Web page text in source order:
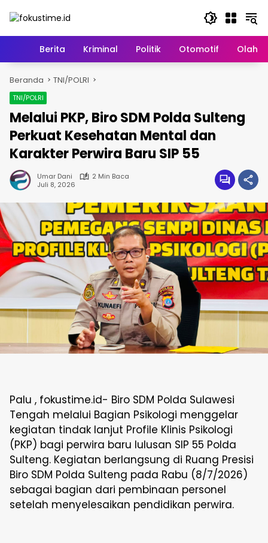
HomeBerita Kriminal Politik Otomotif
Beranda TNI/POLRI
TNI/POLRI
Melalui PKP, Biro SDM Polda Sulteng
Perkuat Kesehatan Mental dan
Karakter Perwira Baru SIP 55
Umar Dani
2 Min Baca
Juli 8, 2026
Palu , fokustime.id- Biro SDM Polda Sulawesi
Tengah melalui Bagian Psikologi menggelar
kegiatan tindak lanjut Profile Klinis Psikologi
(PKP) bagi perwira baru lulusan SIP 55 Polda
Sulteng. Kegiatan berlangsung di Ruang Presisi
Biro SDM Polda Sulteng pada Rabu (8/7/2026)
sebagai bagian dari pembinaan personel
setelah menyelesaikan pendidikan perwira.